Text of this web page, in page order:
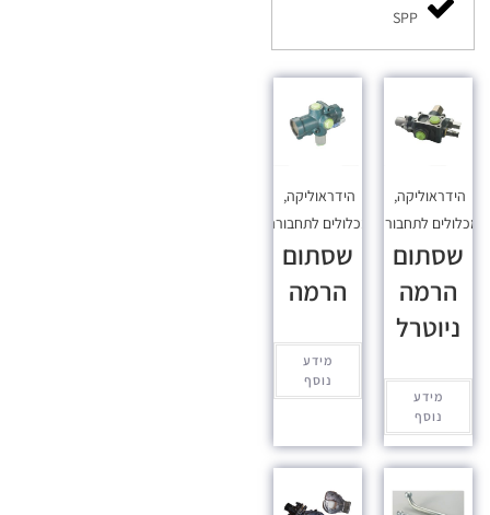
SPP
הידראוליקה,
מכלולים לתחבורה
שסתום
הרמה
ניוטרל
מידע
נוסף
הידראוליקה,
מכלולים לתחבורה
שסתום
הרמה
מידע
נוסף